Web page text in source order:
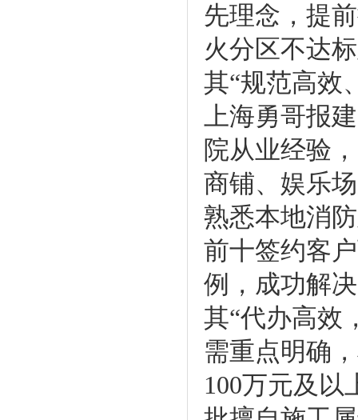
先理念，提
火分区不达
其“规范高效
上海勇哥报
院从业经验
商铺、娱乐
熟悉本地消
前十签约客
例，成功解
其“代办高效
需重点明确
100万元及